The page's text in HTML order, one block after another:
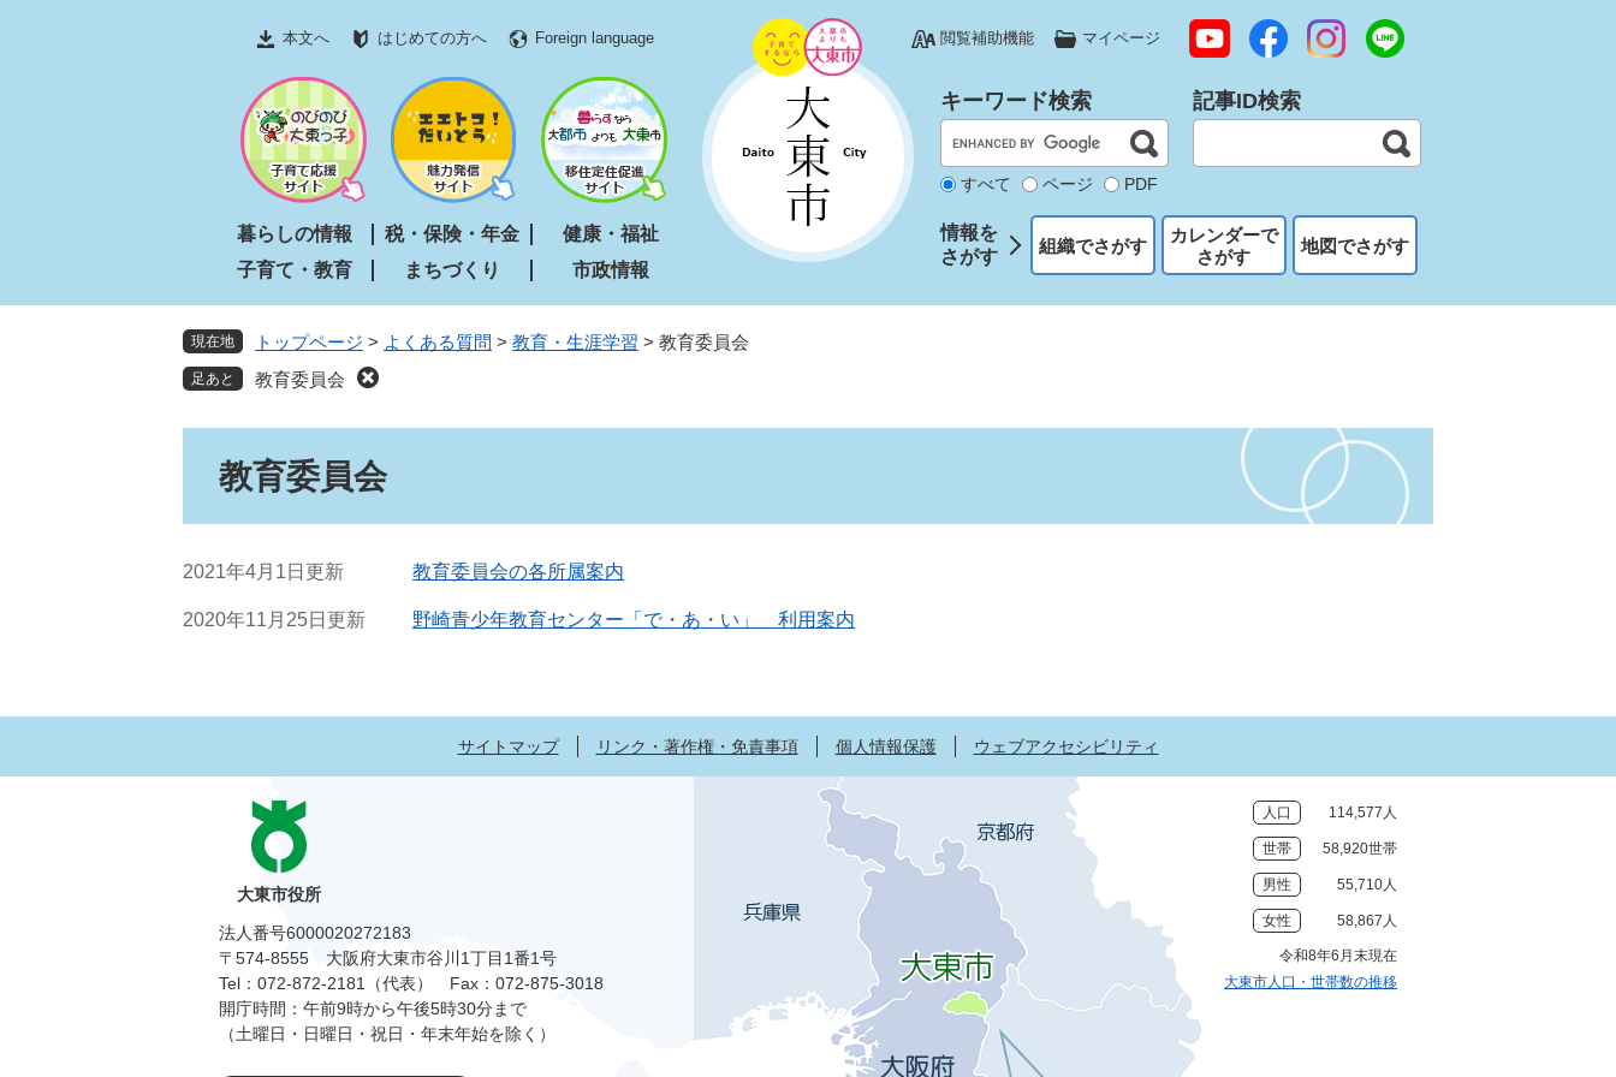
文
本文へ はじめての方へ Foreign language 閲覧補助機能 マイページ
暮らしの情報 税・保険・年金
健康・福祉
子育て・教育
まちづくり 市政情報
キーワード検索
すべて ページ PDF
記事ID検索
情報を
さがす
組織でさがす
カレンダーで
さがす
地図でさがす
現在地 トップページ > よくある質問 > 教育・生涯学習 > 教育委員会
教育委員会
教育委員会
2021年4月1日更新 教育委員会の各所属案内
2020年11月25日更新 野崎青少年教育センター「で・あ・い」 利用案内
サイトマップ リンク・著作権・免責事項 個人情報保護 ウェブアクセシビリティ
人口 114,577人
世帯 58,920世帯
男性 55,710人
女性 58,867人
令和8年6月末現在
大東市人口・世帯数の推移
大東市役所
法人番号6000020272183
〒574-8555 大阪府大東市谷川1丁目1番1号
Tel：072-872-2181（代表）
Fax：072-875-3018
開庁時間：午前9時から午後5時30分まで
（土曜日・日曜日・祝日・年末年始を除く）